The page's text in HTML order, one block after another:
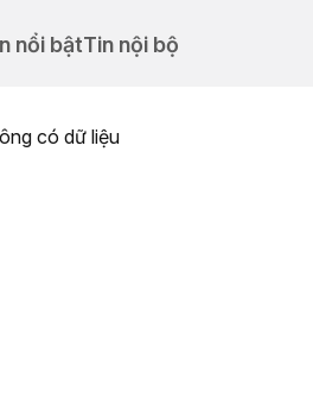
nổi bậtTin nội bộ
có dữ liệu